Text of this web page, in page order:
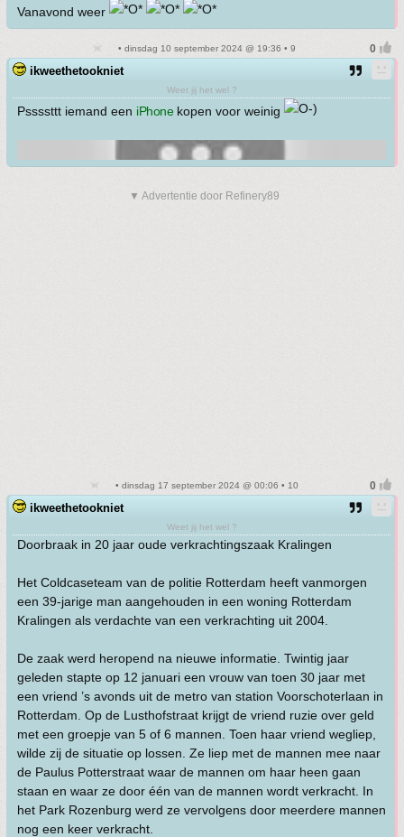
Vanavond weer
• dinsdag 10 september 2024 @ 19:36 • 9
ikweethetookniet
Weet jij het wel ?
Pssssttt iemand een iPhonekopen voor weinig
▼ Advertentie door Refinery89
• dinsdag 17 september 2024 @ 00:06 • 10
ikweethetookniet
Weet jij het wel ?
Doorbraak in 20 jaar oude verkrachtingszaak Kralingen
Het Coldcaseteam van de politie Rotterdam heeft vanmorgen
een 39-jarige man aangehouden in een woning Rotterdam
Kralingen als verdachte van een verkrachting uit 2004.
De zaak werd heropend na nieuwe informatie. Twintig jaar
geleden stapte op 12 januari een vrouw van toen 30 jaar met
een vriend ’s avonds uit de metro van station Voorschoterlaan in
Rotterdam. Op de Lusthofstraat krijgt de vriend ruzie over geld
met een groepje van 5 of 6 mannen. Toen haar vriend wegliep,
wilde zij de situatie op lossen. Ze liep met de mannen mee naar
de Paulus Potterstraat waar de mannen om haar heen gaan
staan en waar ze door één van de mannen wordt verkracht. In
het Park Rozenburg werd ze vervolgens door meerdere mannen
nog een keer verkracht.